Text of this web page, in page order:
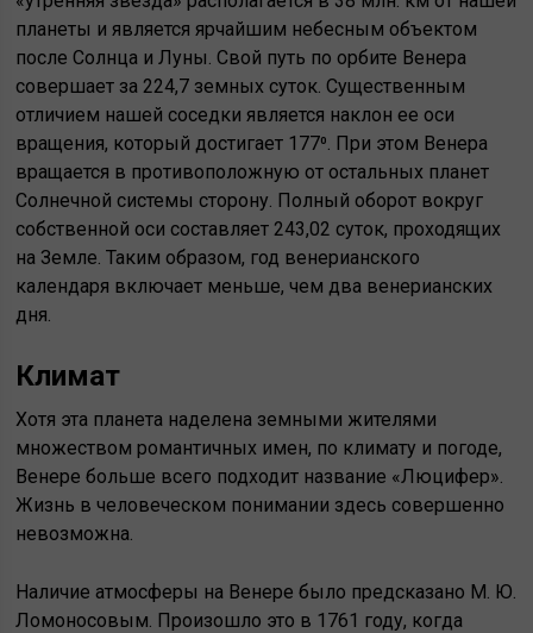
планеты и является ярчайшим небесным объектом
после Солнца и Луны. Свой путь по орбите Венера
совершает за 224,7 земных суток. Существенным
отличием нашей соседки является наклон ее оси
вращения, который достигает 177⁰. При этом Венера
вращается в противоположную от остальных планет
Солнечной системы сторону. Полный оборот вокруг
собственной оси составляет 243,02 суток, проходящих
на Земле. Таким образом, год венерианского
календаря включает меньше, чем два венерианских
дня.
Климат
Хотя эта планета наделена земными жителями
множеством романтичных имен, по климату и погоде,
Венере больше всего подходит название «Люцифер».
Жизнь в человеческом понимании здесь совершенно
невозможна.
Наличие атмосферы на Венере было предсказано М. Ю.
Ломоносовым. Произошло это в 1761 году, когда